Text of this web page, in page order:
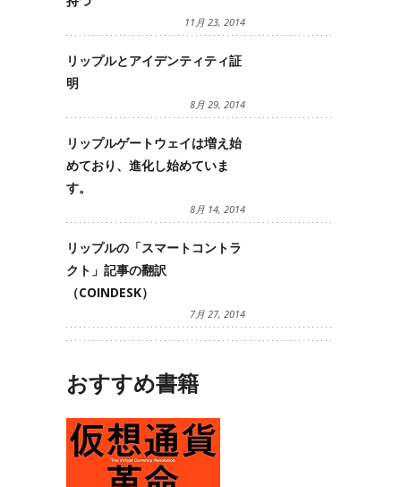
11月 23, 2014
リップルとアイデンティティ証
明
8月 29, 2014
リップルゲートウェイは増え始
めており、進化し始めていま
す。
8月 14, 2014
リップルの「スマートコントラ
クト」記事の翻訳
（COINDESK）
7月 27, 2014
おすすめ書籍